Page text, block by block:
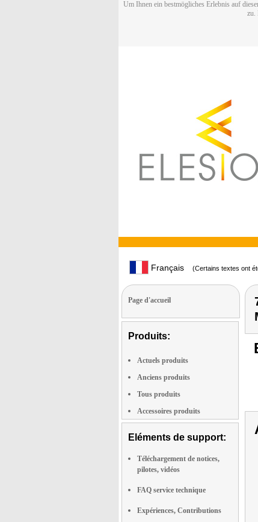
Um Ihnen ein bestmögliches Erlebnis auf
zu.
Français (Certains textes ont
Page d'accueil
Produits:
Actuels produits
Anciens produits
Tous produits
Accessoires produits
Eléments de support:
Téléchargement de notices,
pilotes, vidéos
FAQ service technique
Expériences, Contributions